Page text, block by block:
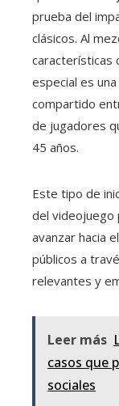
prueba del
clásicos. Al
características
especial es
compartido
de jugadores
45 años.
Este tipo de
del videojuego
avanzar hacia
públicos a
relevantes y
Leer más
casos que
sociales